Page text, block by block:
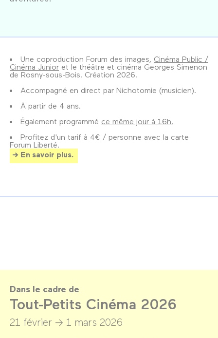
Une coproduction Forum des images, Cinéma Public /
Cinéma Junior et le théâtre et cinéma Georges Simenon
de Rosny-sous-Bois. Création 2026.
Accompagné en direct par Nichotomie (musicien).
À partir de 4 ans.
Également programmé ce même jour à 16h.
Profitez d'un tarif à 4€ / personne avec la carte
Forum Liberté.
En savoir plus.
Dans le cadre de
Tout-Petits Cinéma 2026
21 février → 1 mars 2026